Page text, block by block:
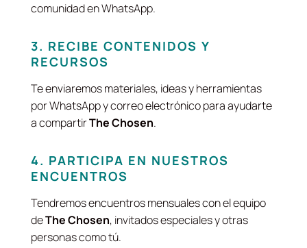
comunidad en WhatsApp.
3. RECIBE CONTENIDOS Y
RECURSOS
Te enviaremos materiales, ideas y herramientas
por WhatsApp y correo electrónico para ayudarte
a compartirThe Chosen.
4. PARTICIPA EN NUESTROS
ENCUENTROS
Tendremos encuentros mensuales con el equipo
deThe Chosen, invitados especiales y otras
personas como tú.